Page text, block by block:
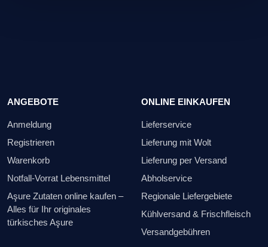
ANGEBOTE
Anmeldung
Registrieren
Warenkorb
Notfall-Vorrat Lebensmittel
Aşure Zutaten online kaufen –
Alles für Ihr originales
türkisches Aşure
ONLINE EINKAUFEN
Lieferservice
Lieferung mit Wolt
Lieferung per Versand
Abholservice
Regionale Liefergebiete
Kühlversand & Frischfleisch
Versandgebühren